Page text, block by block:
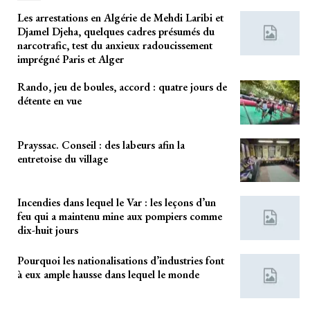
Les arrestations en Algérie de Mehdi Laribi et
Djamel Djeha, quelques cadres présumés du
narcotrafic, test du anxieux radoucissement
imprégné Paris et Alger
Rando, jeu de boules, accord : quatre jours de
détente en vue
Prayssac. Conseil : des labeurs afin la
entretoise du village
Incendies dans lequel le Var : les leçons d’un
feu qui a maintenu mine aux pompiers comme
dix-huit jours
Pourquoi les nationalisations d’industries font
à eux ample hausse dans lequel le monde